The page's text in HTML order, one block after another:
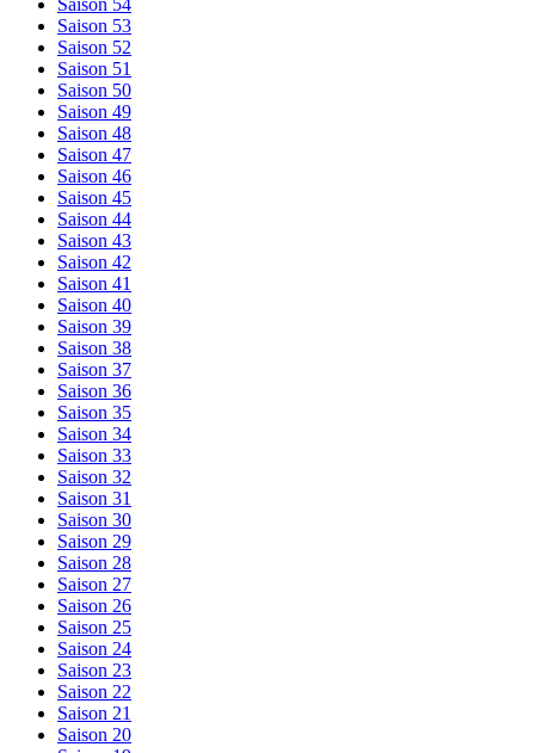
Saison 53
Saison 52
Saison 51
Saison 50
Saison 49
Saison 48
Saison 47
Saison 46
Saison 45
Saison 44
Saison 43
Saison 42
Saison 41
Saison 40
Saison 39
Saison 38
Saison 37
Saison 36
Saison 35
Saison 34
Saison 33
Saison 32
Saison 31
Saison 30
Saison 29
Saison 28
Saison 27
Saison 26
Saison 25
Saison 24
Saison 23
Saison 22
Saison 21
Saison 20